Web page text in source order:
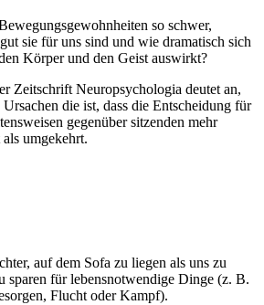
so schwer,
sie für uns sind und wie dramatisch sich
Körper und den Geist auswirkt?
Zeitschrift Neuropsychologia deutet an,
die ist, dass die Entscheidung für
gegenüber sitzenden mehr
umgekehrt.
auf dem Sofa zu liegen als uns zu
sparen für lebensnotwendige Dinge (z. B.
Flucht oder Kampf).